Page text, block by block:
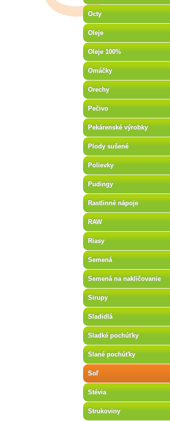
Octy
Oleje
Oleje 100%
Omáčky
Orechy
Pečivo
Pekárenské výrobky
Plody sušené
Polievky
Pudingy
Rastlinné nápoje
RAW
Riasy
Semená
Semená na nakličovanie
Sirupy
Sladidlá
Sladké pochúťky
Slané pochúťky
Soľ
Stévia
Strukoviny